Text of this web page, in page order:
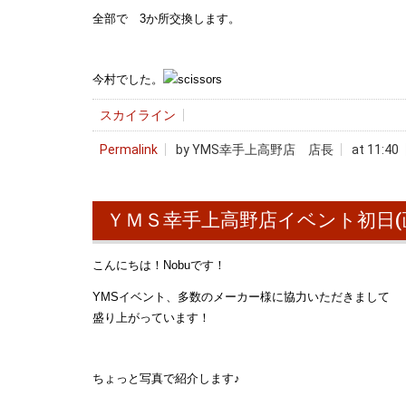
全部で 3か所交換します。
今村でした。
スカイライン
Permalink by YMS幸手上高野店 店長 at 11:40
ＹＭＳ幸手上高野店イベント初日
こんにちは！Nobuです！
YMSイベント、多数のメーカー様に協力いただきまして
盛り上がっています！
ちょっと写真で紹介します♪